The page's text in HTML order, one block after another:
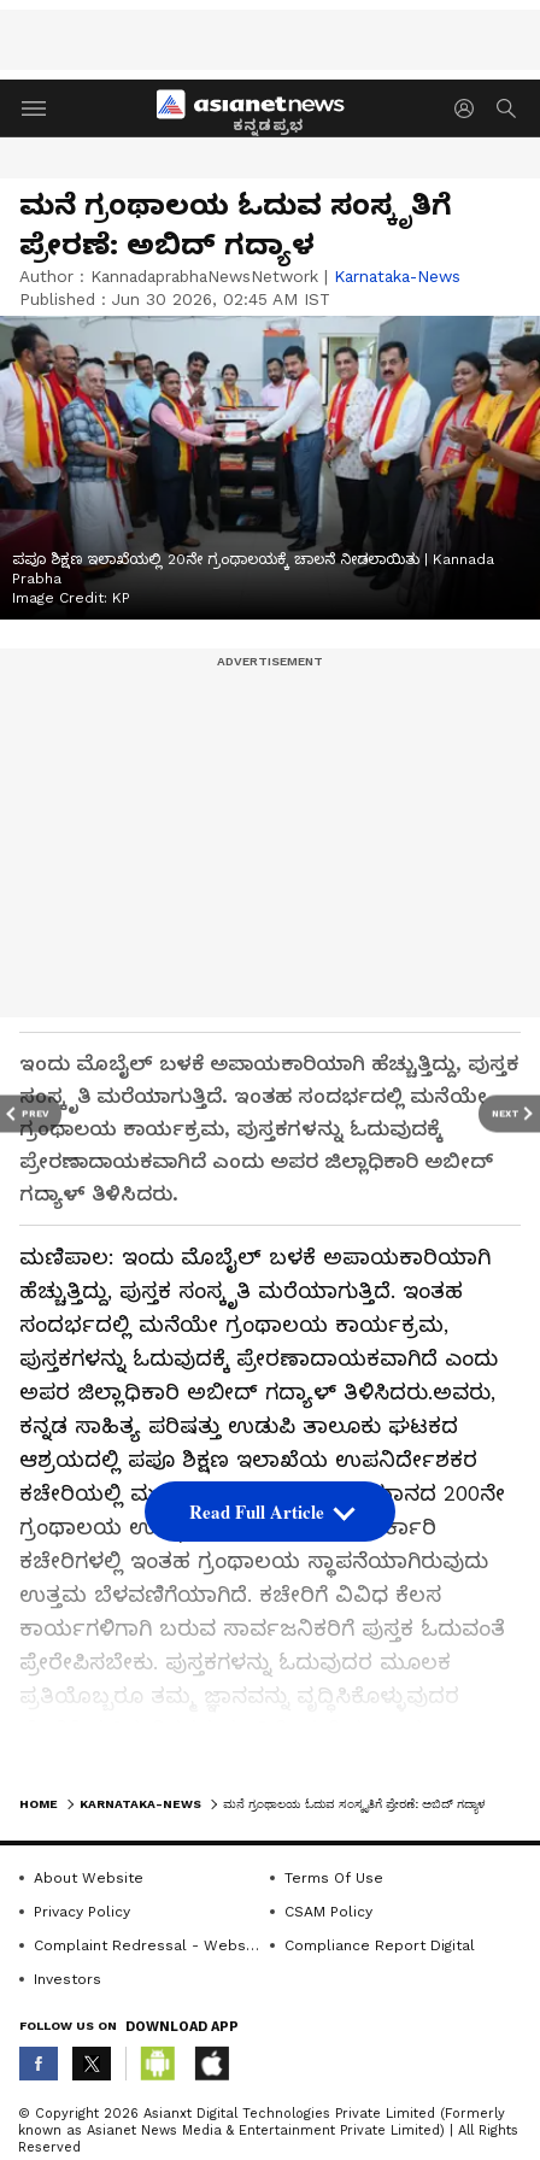
ಕನ್ನಡಪ್ರಭ
PREV NEXT
ಮನೆ ಗ್ರಂಥಾಲಯ ಓದುವ ಸಂಸ್ಕೃತಿಗೆ
ಪ್ರೇರಣೆ: ಅಬಿದ್ ಗದ್ಯಾಳ
Author : KannadaprabhaNewsNetwork | Karnataka-News
Published : Jun 30 2026, 02:45 AM IST
ಪಪೂ ಶಿಕ್ಷಣ ಇಲಾಖೆಯಲ್ಲಿ 20ನೇ ಗ್ರಂಥಾಲಯಕ್ಕೆ ಚಾಲನೆ ನೀಡಲಾಯಿತು | Kannada
Prabha
Image Credit: KP
ಇಂದು ಮೊಬೈಲ್​ ಬಳಕೆ ಅಪಾಯಕಾರಿಯಾಗಿ ಹೆಚ್ಚುತ್ತಿದ್ದು, ಪುಸ್ತಕ
ಸಂಸ್ಕೃತಿ ಮರೆಯಾಗುತ್ತಿದೆ. ಇಂತಹ ಸಂದರ್ಭದಲ್ಲಿ ಮನೆಯೇ
ಗ್ರಂಥಾಲಯ ಕಾರ್ಯಕ್ರಮ, ಪುಸ್ತಕಗಳನ್ನು ಓದುವುದಕ್ಕೆ
ಪ್ರೇರಣಾದಾಯಕವಾಗಿದೆ ಎಂದು ಅಪರ ಜಿಲ್ಲಾಧಿಕಾರಿ ಅಬೀದ್​
ಗದ್ಯಾಳ್​ ತಿಳಿಸಿದರು.
ಮಣಿಪಾಲ: ಇಂದು ಮೊಬೈಲ್​ ಬಳಕೆ ಅಪಾಯಕಾರಿಯಾಗಿ
ಹೆಚ್ಚುತ್ತಿದ್ದು, ಪುಸ್ತಕ ಸಂಸ್ಕೃತಿ ಮರೆಯಾಗುತ್ತಿದೆ. ಇಂತಹ
ಸಂದರ್ಭದಲ್ಲಿ ಮನೆಯೇ ಗ್ರಂಥಾಲಯ ಕಾರ್ಯಕ್ರಮ,
ಪುಸ್ತಕಗಳನ್ನು ಓದುವುದಕ್ಕೆ ಪ್ರೇರಣಾದಾಯಕವಾಗಿದೆ ಎಂದು
ಅಪರ ಜಿಲ್ಲಾಧಿಕಾರಿ ಅಬೀದ್​ ಗದ್ಯಾಳ್​ ತಿಳಿಸಿದರು.ಅವರು,
ಕನ್ನಡ ಸಾಹಿತ್ಯ ಪರಿಷತ್ತು ಉಡುಪಿ ತಾಲೂಕು ಘಟಕದ
ಆಶ್ರಯದಲ್ಲಿ ಪಪೂ ಶಿಕ್ಷಣ ಇಲಾಖೆಯ ಉಪನಿರ್ದೇಶಕರ
ಕಚೇರಿಯಲ್ಲಿ ಮನೆಯೇ ಗ್ರಂಥಾಲಯ ಅಭಿಯಾನದ 200ನೇ
ಗ್ರಂಥಾಲಯ ಉದ್ಘಾಟಿಸಿ ಮಾತನಾಡಿದರು.ಸರ್ಕಾರಿ
ಕಚೇರಿಗಳಲ್ಲಿ ಇಂತಹ ಗ್ರಂಥಾಲಯ ಸ್ಥಾಪನೆಯಾಗಿರುವುದು
ಉತ್ತಮ ಬೆಳವಣಿಗೆಯಾಗಿದೆ. ಕಚೇರಿಗೆ ವಿವಿಧ ಕೆಲಸ
ಕಾರ್ಯಗಳಿಗಾಗಿ ಬರುವ ಸಾರ್ವಜನಿಕರಿಗೆ ಪುಸ್ತಕ ಓದುವಂತೆ
ಪ್ರೇರೇಪಿಸಬೇಕು. ಪುಸ್ತಕಗಳನ್ನು ಓದುವುದರ ಮೂಲಕ
ಪ್ರತಿಯೊಬ್ಬರೂ ತಮ್ಮ ಜ್ಞಾನವನ್ನು ವೃದ್ಧಿಸಿಕೊಳ್ಳುವುದರ
ಡಾ. ಹರೀಶ್ಚಂದ್ರ, ಪಪೂ ಶಿಕ್ಷಣ ಇಲಾಖೆ ಉಪನಿರ್ದೇಶಕ
ಉಪಸ್ಥಿತರಿದ್ದರು.ಕಸಾಪ ಉಡುಪಿ ತಾಲೂಕು ಅಧ್ಯಕ್ಷ
ರವಿರಾಜ್​ ಎಚ್​. ಪಿ. ಪ್ರಸ್ತಾವನೆಗೈದರು. ಅಭಿಯಾನದ
ಸಂಚಾಲಕ ರಾಘವೇಂದ್ರ ಪ್ರಭು ಕರ್ವಾಲು ನಿರೂಪಿಸಿದರು.
Read Full Article
ABOUT THE AUTHOR
K KannadaprabhaNewsNetwork
HOME KARNATAKA-NEWS ಮನೆ ಗ್ರಂಥಾಲಯ ಓದುವ ಸಂಸ್ಕೃತಿಗೆ ಪ್ರೇರಣೆ: ಅಬಿದ್ ಗದ್ಯಾಳ
About Website
Terms Of Use
Privacy Policy
CSAM Policy
Complaint Redressal - Website
Compliance Report Digital
Investors
FOLLOW US ON DOWNLOAD APP
© Copyright 2026 Asianxt Digital Technologies Private Limited (Formerly
known as Asianet News Media & Entertainment Private Limited) | All Rights
Reserved